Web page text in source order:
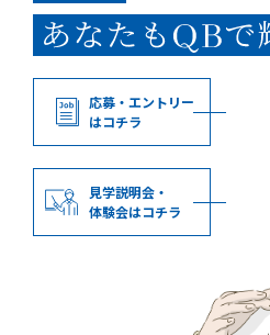
応募・エントリー
はコチラ
見学説明会・
体験会はコチラ